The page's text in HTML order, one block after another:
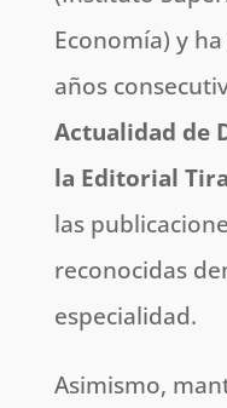
Economía) y
años
Actualidad de
la Editorial
las
reconocidas
especialidad.
Asimismo,